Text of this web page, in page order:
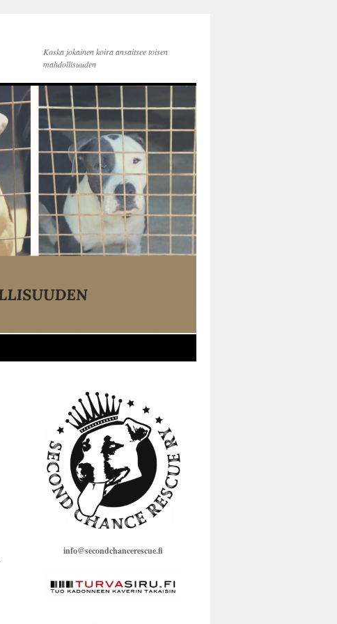
Koska jokainen koira ansaitsee toisen
mahdollisuuden
info@secondchancerescue.fi